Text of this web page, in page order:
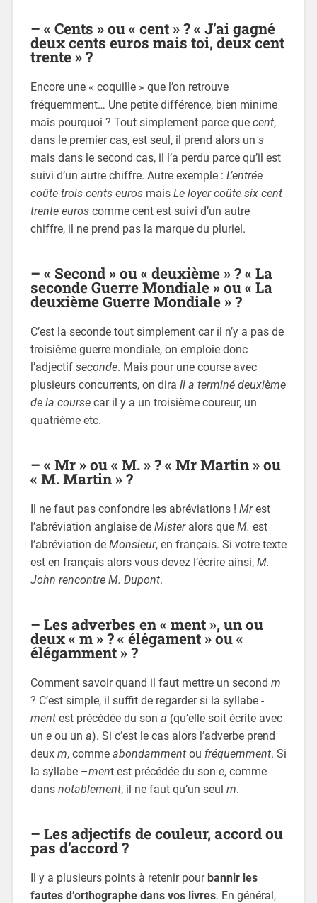
– « Cents » ou « cent » ? « J’ai gagné
deux cents euros mais toi, deux cent
trente » ?
Encore une « coquille » que l’on retrouve
fréquemment… Une petite différence, bien minime
mais pourquoi ? Tout simplement parce que cent,
dans le premier cas, est seul, il prend alors un s
mais dans le second cas, il l’a perdu parce qu’il est
suivi d’un autre chiffre. Autre exemple : L’entrée
coûte trois cents eurosmais Le loyer coûte six cent
trente euroscomme cent est suivi d’un autre
chiffre, il ne prend pas la marque du pluriel.
– « Second » ou « deuxième » ? « La
seconde Guerre Mondiale » ou « La
deuxième Guerre Mondiale » ?
C’est la seconde tout simplement car il n’y a pas de
troisième guerre mondiale, on emploie donc
l’adjectif seconde. Mais pour une course avec
plusieurs concurrents, on dira Il a terminé deuxième
de la coursecar il y a un troisième coureur, un
quatrième etc.
– « Mr » ou « M. » ? « Mr Martin » ou
« M. Martin » ?
Il ne faut pas confondre les abréviations ! Mrest
l’abréviation anglaise de Misteralors que M. est
l’abréviation de Monsieur, en français. Si votre texte
est en français alors vous devez l’écrire ainsi, M.
John rencontre M. Dupont.
– Les adverbes en « ment », un ou
deux « m » ? « élégament » ou «
élégamment » ?
Comment savoir quand il faut mettre un second m
? C’est simple, il suffit de regarder si la syllabe -
mentest précédée du son a (qu’elle soit écrite avec
un eou un a). Si c’est le cas alors l’adverbe prend
deux m, comme abondammentou fréquemment. Si
la syllabe –ment est précédée du son e, comme
dans notablement, il ne faut qu’un seul m.
– Les adjectifs de couleur, accord ou
pas d’accord ?
Il y a plusieurs points à retenir pourbannir les
fautes d’orthographe dans vos livres. En général,